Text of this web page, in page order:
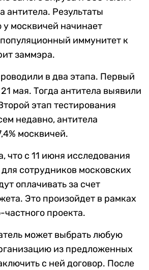
антитела. Результаты
у москвичей начинает
иммунитет к
заммэра.
в два этапа. Первый
мая. Тогда антитела выявили
этап тестирования
недавно, антитела
москвичей.
что с 11 июня исследования
сотрудников московских
оплачивать за счет
Это произойдет в рамках
проекта.
может выбрать любую
из предложенных
с ней договор. После